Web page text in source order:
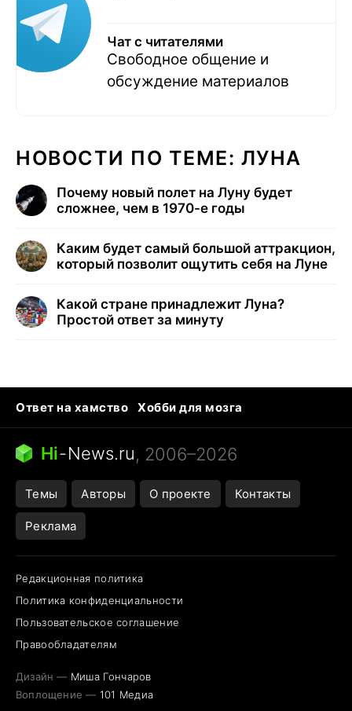
Чат с читателями
Свободное общение и
обсуждение материалов
НОВОСТИ ПО ТЕМЕ: ЛУНА
Почему новый полет на Луну будет
сложнее, чем в 1970-е годы
Каким будет самый большой аттракцион,
который позволит ощутить себя на Луне
Какой стране принадлежит Луна?
Простой ответ за минуту
Ответ на хамство
Хобби для мозга
Бензин 100 vs 95
Тунцы в океанариуме
Следующая пандемия
Hi-News.ru, 2006–2026
Темы Авторы О проекте Контакты
Реклама
Редакционная политика
Политика конфиденциальности
Пользовательское соглашение
Правообладателям
Дизайн — Миша Гончаров
Воплощение — 101 Медиа